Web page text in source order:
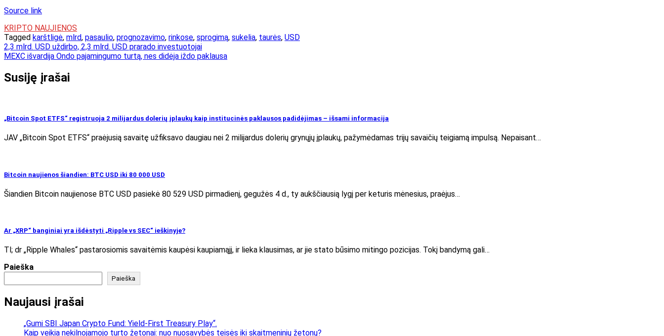
Source link
KRIPTO NAUJIENOS
Tagged karštligė, mlrd, pasaulio, prognozavimo, rinkose, sprogimą, sukelia, taurės, USD
Navigacija
tarp
įrašų
2,3 mlrd. USD uždirbo, 2,3 mlrd. USD prarado investuotojai
MEXC išvardija Ondo pajamingumo turtą, nes didėja iždo paklausa
Susiję įrašai
„Bitcoin Spot ETFS“ registruoja 2 milijardus dolerių įplaukų kaip institucinės paklausos padidėjimas – išsami informacija
JAV „Bitcoin Spot ETFS“ praėjusią savaitę užfiksavo daugiau nei 2 milijardus dolerių grynųjų įplaukų, pažymėdamas trijų savaičių teigiamą impulsą. Nepaisant…
Bitcoin naujienos šiandien: BTC USD iki 80 000 USD
Šiandien Bitcoin naujienose BTC USD pasiekė 80 529 USD pirmadienį, gegužės 4 d., ty aukščiausią lygį per keturis mėnesius, praėjus…
Ar „XRP“ banginiai yra išdėstyti „Ripple vs SEC“ ieškinyje?
Tl; dr „Ripple Whales“ pastarosiomis savaitėmis kaupėsi kaupiamąjį, ir lieka klausimas, ar jie stato būsimo mitingo pozicijas. Tokį bandymą gali…
Paieška
Paieška
Naujausi įrašai
„Gumi SBI Japan Crypto Fund: Yield-First Treasury Play“.
Kaip veikia nekilnojamojo turto žetonai: nuo nuosavybės teisės iki skaitmeninių žetonų?